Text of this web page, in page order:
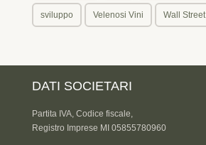
sviluppo Velenosi Vini Wall Street
DATI SOCIETARI
Partita IVA, Codice fiscale,
Registro Imprese MI 05855780960